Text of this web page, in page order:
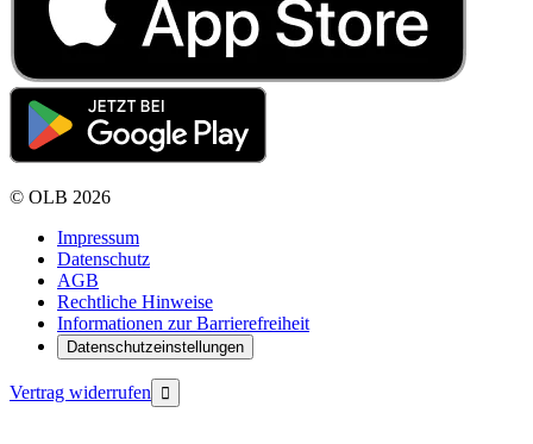
© OLB 2026
Impressum
Datenschutz
AGB
Rechtliche Hinweise
Informationen zur Barrierefreiheit
Datenschutzeinstellungen
Vertrag widerrufen 